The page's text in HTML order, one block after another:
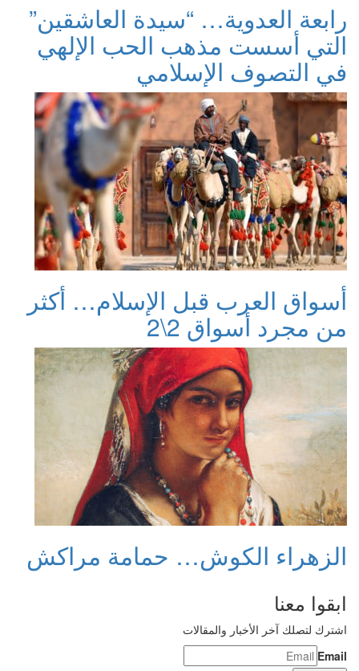
رابعة العدوية… “سيدة العاشقين”
التي أسست مذهب الحب الإلهي
في التصوف الإسلامي
أسواق العرب قبل الإسلام… أكثر
من مجرد أسواق 2\2
الزهراء الكوش… حمامة مراكش
ابقوا معنا
اشترك لتصلك آخر الأخبار والمقالات
Email